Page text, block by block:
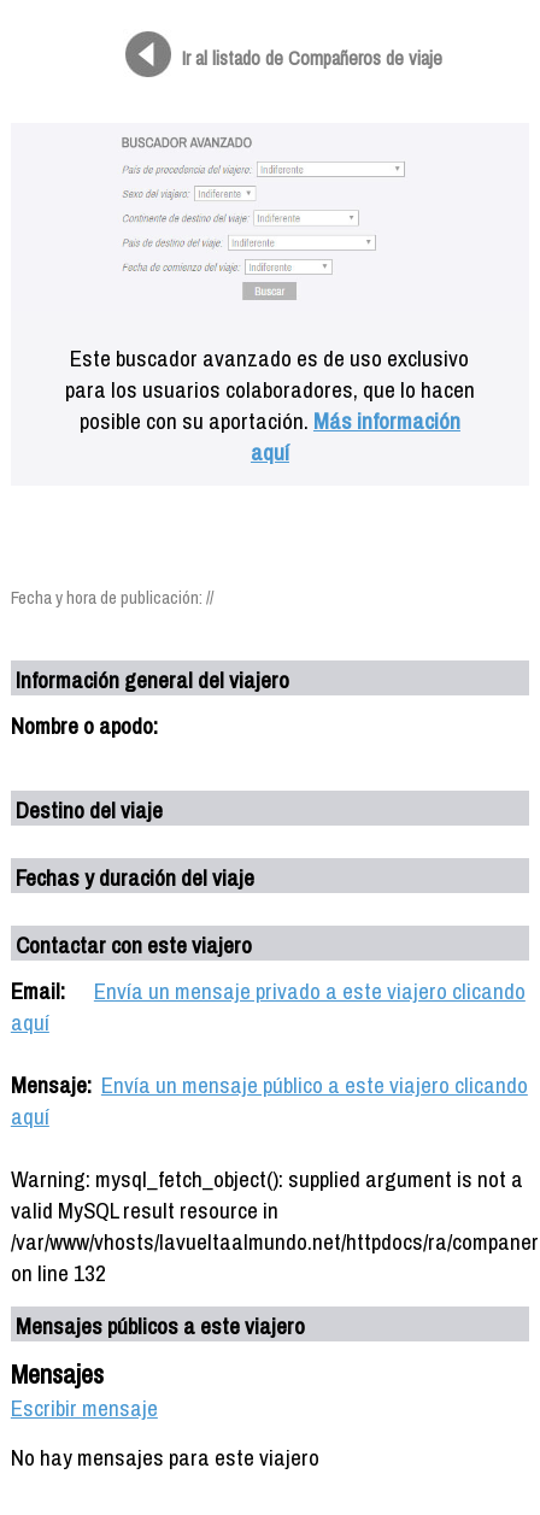
Ir al listado de Compañeros de viaje
Este buscador avanzado es de uso exclusivo
para los usuarios colaboradores, que lo hacen
posible con su aportación. Más información
aquí
Fecha y hora de publicación: //
Información general del viajero
Nombre o apodo:
Destino del viaje
Fechas y duración del viaje
Contactar con este viajero
Email:
Envía un mensaje privado a este viajero clicando
aquí
Mensaje: Envía un mensaje público a este viajero clicando
aquí
Warning: mysql_fetch_object(): supplied argument is not a
valid MySQL result resource in
/var/www/vhosts/lavueltaalmundo.net/httpdocs/ra/
on line 132
Mensajes públicos a este viajero
Mensajes
Escribir mensaje
No hay mensajes para este viajero